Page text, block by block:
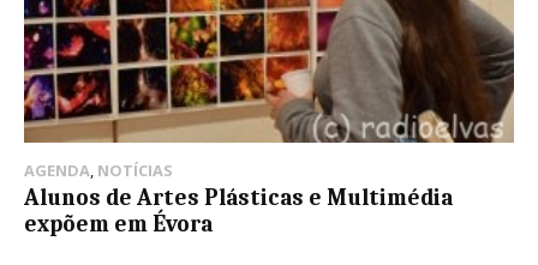
AGENDA, NOTÍCIAS
Alunos de Artes Plásticas e Multimédia
expõem em Évora